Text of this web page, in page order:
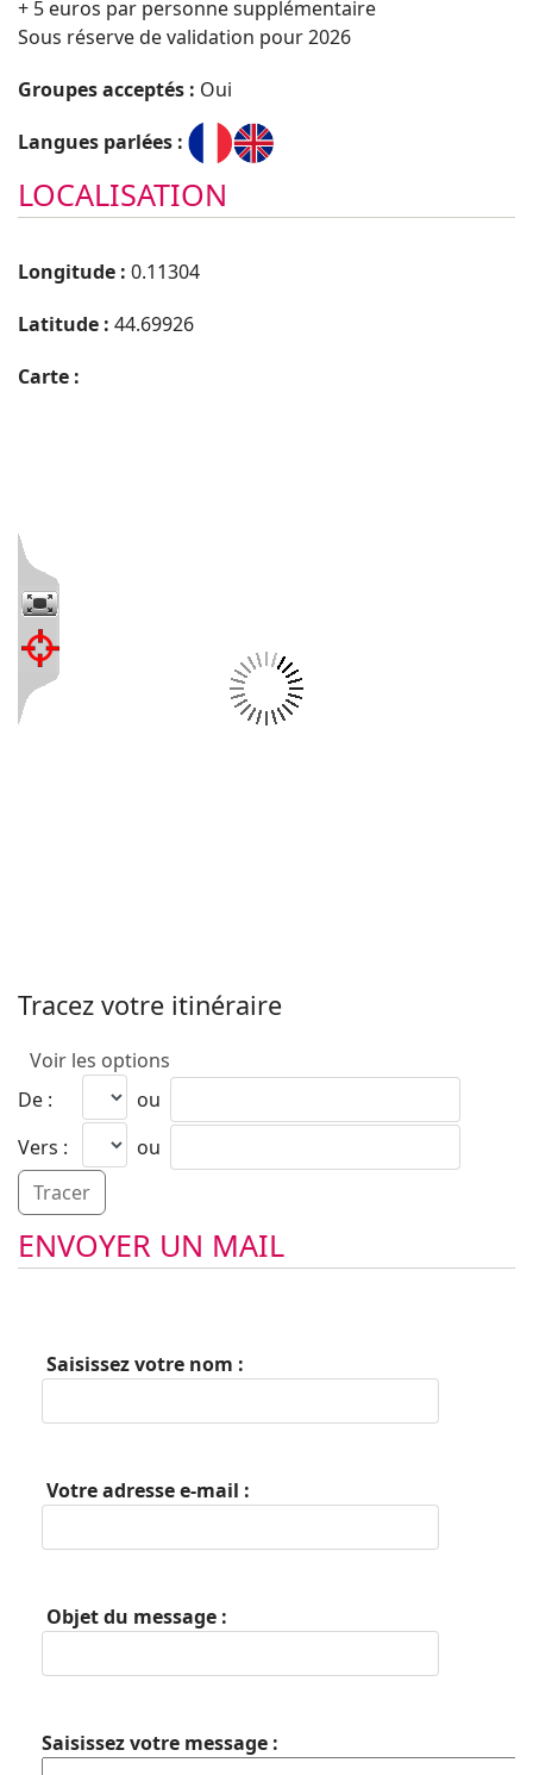
+ 5 euros par personne supplémentaire
Sous réserve de validation pour 2026
Groupes acceptés : Oui
Langues parlées :
LOCALISATION
Longitude : 0.11304
Latitude : 44.69926
Carte :
Tracez votre itinéraire
Voir les options
De :
ou
Vers :
ou
ENVOYER UN MAIL
Saisissez votre nom :
Votre adresse e-mail :
Objet du message :
Saisissez votre message :